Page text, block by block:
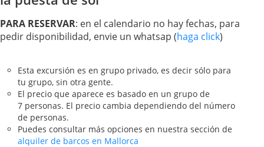
PARA RESERVAR: en el calendario no hay fechas, para
pedir disponibilidad, envie un whatsap (haga click)
Esta excursión es en grupo privado, es decir sólo para
tu grupo, sin otra gente.
El precio que aparece es basado en un grupo de
7 personas. El precio cambia dependiendo del número
de personas.
Puedes consultar más opciones en nuestra sección de
alquiler de barcos en Mallorca